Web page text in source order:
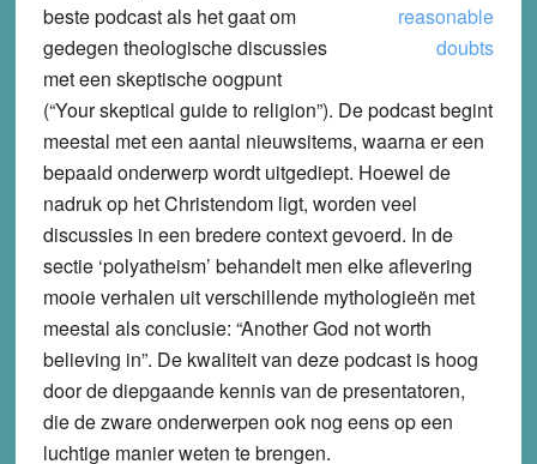
beste podcast als het gaat om
gedegen theologische discussies
met een skeptische oogpunt
(“Your skeptical guide to religion”). De podcast begint
meestal met een aantal nieuwsitems, waarna er een
bepaald onderwerp wordt uitgediept. Hoewel de
nadruk op het Christendom ligt, worden veel
discussies in een bredere context gevoerd. In de
sectie ‘polyatheism’ behandelt men elke aflevering
mooie verhalen uit verschillende mythologieën met
meestal als conclusie: “Another God not worth
believing in”. De kwaliteit van deze podcast is hoog
door de diepgaande kennis van de presentatoren,
die de zware onderwerpen ook nog eens op een
luchtige manier weten te brengen.